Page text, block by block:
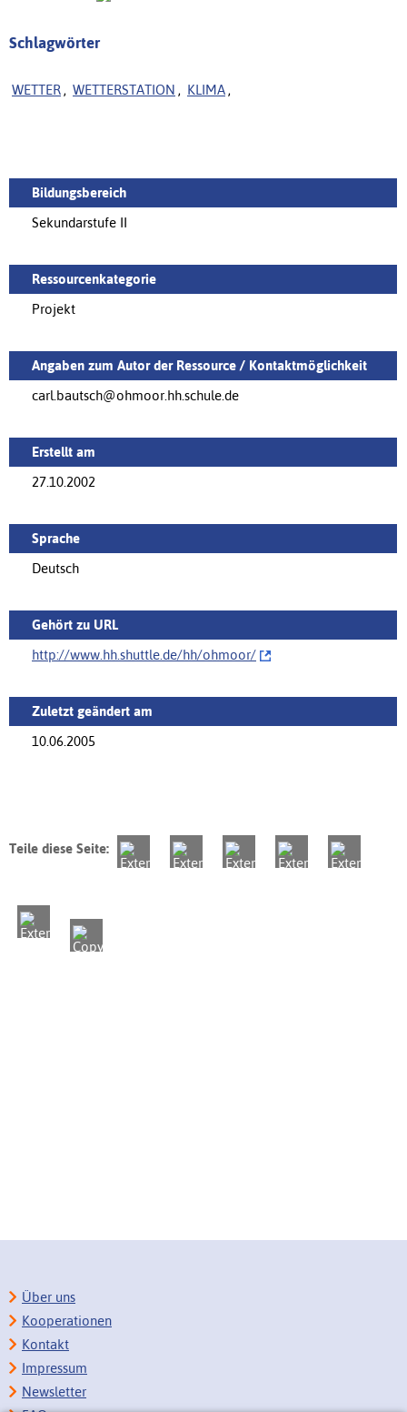
Schlagwörter
WETTER , WETTERSTATION , KLIMA ,
Bildungsbereich
Sekundarstufe II
Ressourcenkategorie
Projekt
Angaben zum Autor der Ressource / Kontaktmöglichkeit
carl.bautsch@ohmoor.hh.schule.de
Erstellt am
27.10.2002
Sprache
Deutsch
Gehört zu URL
http://www.hh.shuttle.de/hh/ohmoor/‌
Zuletzt geändert am
10.06.2005
Teile diese Seite:
Über uns
Kooperationen
Kontakt
Impressum
Newsletter